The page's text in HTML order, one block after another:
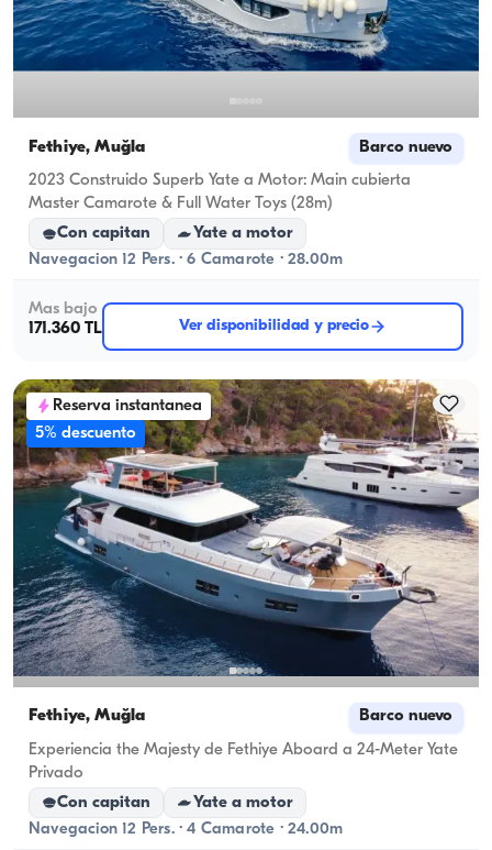
Fethiye, Muğla Barco nuevo
2023 Construido Superb Yate a Motor: Main cubierta
Master Camarote & Full Water Toys (28m)
Con capitan
Yate a motor
Navegacion 12 Pers. · 6 Camarote · 28.00m
Mas bajo
171.360 TL
Ver disponibilidad y precio
Reserva instantanea
5% descuento
Fethiye, Muğla Barco nuevo
Experiencia the Majesty de Fethiye Aboard a 24-Meter Yate
Privado
Con capitan
Yate a motor
Navegacion 12 Pers. · 4 Camarote · 24.00m